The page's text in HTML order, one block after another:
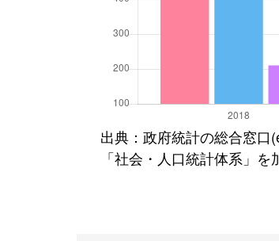
出典：政府統計の総合窓口
「社会・人口統計体系」を